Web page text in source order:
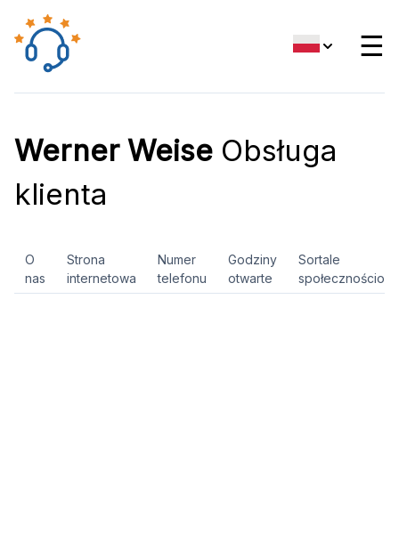
☰
Werner Weise Obsługa
klienta
O
nas
Strona
internetowa
Numer
telefonu
Godziny
otwarte
Sortale